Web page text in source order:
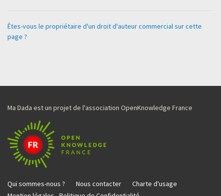
Êtes-vous le propriétaire d'un droit d'auteur commercial sur cette
page ?
Ma Dada est un projet de l'association OpenKnowledge France
Qui sommes-nous ? Nous contacter
Charte d'usage